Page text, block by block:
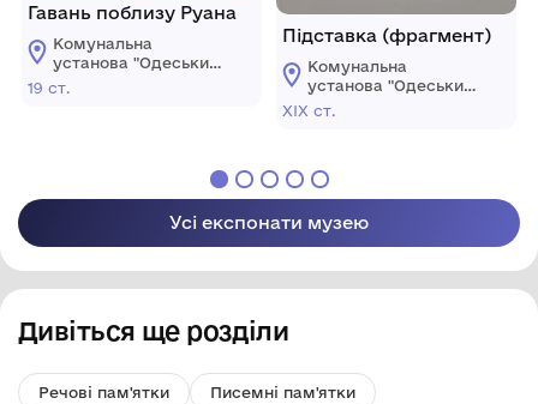
Гавань поблизу Руана
Комунальна
установа "Одеський
музей західного і
19 ст.
Підставка (фрагмент)
Комунальна
установа "Одеський
музей західного і
ХІХ ст.
Усі експонати музею
Дивіться ще розділи
Речові пам'ятки Писемні пам'ятки